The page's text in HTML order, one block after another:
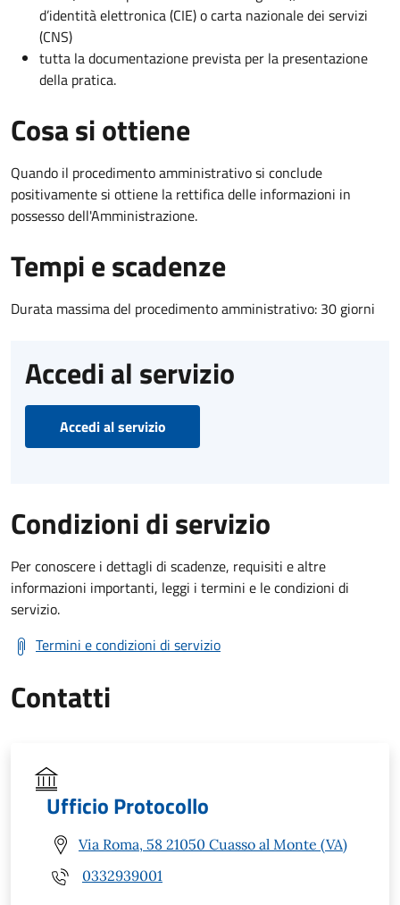
d’identità elettronica (CIE) o carta nazionale dei servizi
(CNS)
tutta la documentazione prevista per la presentazione
della pratica.
Cosa si ottiene
Quando il procedimento amministrativo si conclude
positivamente si ottiene la rettifica delle informazioni in
possesso dell'Amministrazione.
Tempi e scadenze
Durata massima del procedimento amministrativo: 30 giorni
Accedi al servizio
Accedi al servizio
Condizioni di servizio
Per conoscere i dettagli di scadenze, requisiti e altre
informazioni importanti, leggi i termini e le condizioni di
servizio.
Termini e condizioni di servizio
Contatti
Ufficio Protocollo
Via Roma, 58 21050 Cuasso al Monte (VA)
0332939001